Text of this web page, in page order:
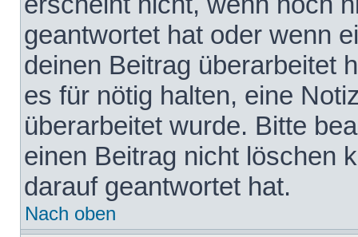
geantwortet hat oder wenn
deinen Beitrag überarbeitet
es für nötig halten, eine
überarbeitet wurde. Bitte
einen Beitrag nicht löschen
darauf geantwortet hat.
Nach oben